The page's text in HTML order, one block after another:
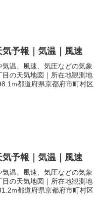
予報｜気温｜風速
温、風速、気圧などの気象
の天気地図｜所在地観測地
都道府県京都府市町村区
予報｜気温｜風速
温、風速、気圧などの気象
の天気地図｜所在地観測地
都道府県京都府市町村区